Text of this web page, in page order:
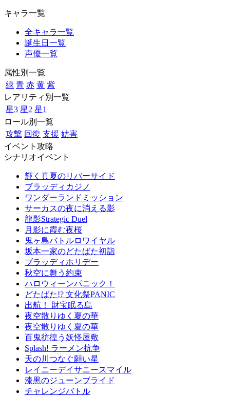
キャラ一覧
全キャラ一覧
誕生日一覧
声優一覧
属性別一覧
緑 青 赤 黄 紫
レアリティ別一覧
星3 星2 星1
ロール別一覧
攻撃 回復 支援 妨害
イベント攻略
シナリオイベント
輝く真夏のリバーサイド
ブラッディカジノ
ワンダーランドミッション
サーカスの夜に消える影
龍影Strategic Duel
月影に霞む夜桜
鬼ヶ島バトルロワイヤル
坂本一家のどたばた初詣
ブラッディホリデー
秋空に舞う約束
ハロウィーンパニック！
どたばた!? 文化祭PANIC
出航！ 財宝眠る島
夜空散りゆく夏の華
夜空散りゆく夏の華
百鬼彷徨う妖怪屋敷
Splash! ラーメン抗争
天の川つなぐ願い星
レイニーデイサニースマイル
漆黒のジューンブライド
チャレンジバトル